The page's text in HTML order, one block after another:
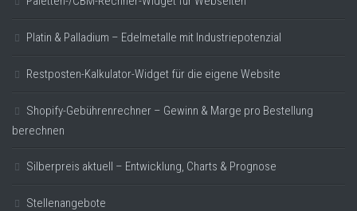
Platin & Palladium – Edelmetalle mit Industriepotenzial
Restposten-Kalkulator-Widget für die eigene Website
Shopify-Gebührenrechner – Gewinn & Marge pro Bestellung
berechnen
Silberpreis aktuell – Entwicklung, Charts & Prognose
Stellenangebote